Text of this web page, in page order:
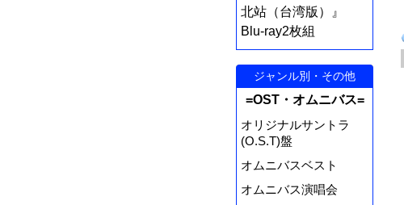
北站（台湾版）』
Blu-ray2枚組
ジャンル別・その他
=OST・オムニバス=
オリジナルサントラ
(O.S.T)盤
オムニバスベスト
オムニバス演唱会